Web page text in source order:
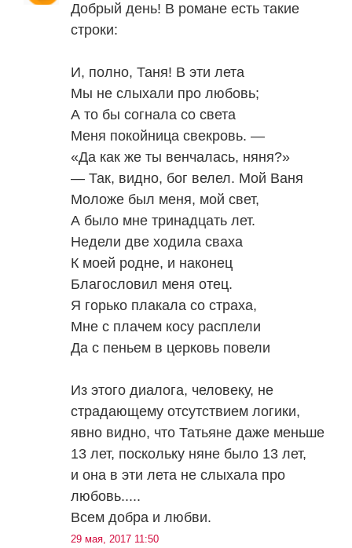
Добрый день! В романе есть такие
строки:
И, полно, Таня! В эти лета
Мы не слыхали про любовь;
А то бы согнала со света
Меня покойница свекровь. —
«Да как же ты венчалась, няня?»
— Так, видно, бог велел. Мой Ваня
Моложе был меня, мой свет,
А было мне тринадцать лет.
Недели две ходила сваха
К моей родне, и наконец
Благословил меня отец.
Я горько плакала со страха,
Мне с плачем косу расплели
Да с пеньем в церковь повели
Из этого диалога, человеку, не
страдающему отсутствием логики,
явно видно, что Татьяне даже меньше
13 лет, поскольку няне было 13 лет,
и она в эти лета не слыхала про
любовь.....
Всем добра и любви.
29 мая, 2017 11:50